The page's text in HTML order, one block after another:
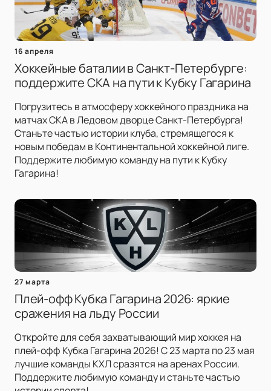
16 апреля
Хоккейные баталии в Санкт-Петербурге:
поддержите СКА на пути к Кубку Гагарина
Погрузитесь в атмосферу хоккейного праздника на
матчах СКА в Ледовом дворце Санкт-Петербурга!
Станьте частью истории клуба, стремящегося к
новым победам в Континентальной хоккейной лиге.
Поддержите любимую команду на пути к Кубку
Гагарина!
27 марта
Плей-офф Кубка Гагарина 2026: яркие
сражения на льду России
Откройте для себя захватывающий мир хоккея на
плей-офф Кубка Гагарина 2026! С 23 марта по 23 мая
лучшие команды КХЛ сразятся на аренах России.
Поддержите любимую команду и станьте частью